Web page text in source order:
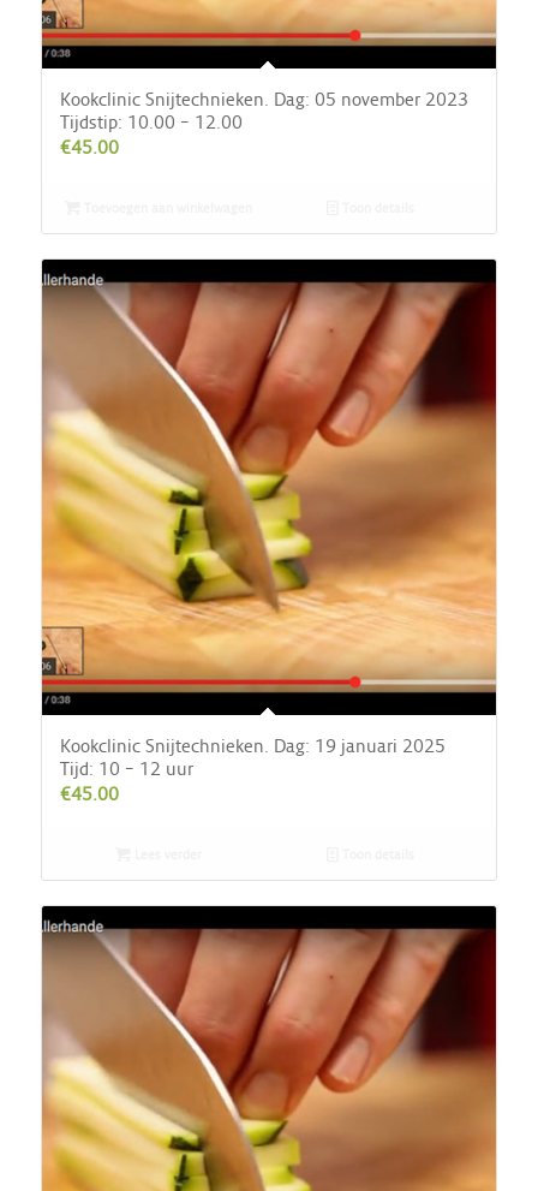
Kookclinic Snijtechnieken. Dag: 05 november 2023
Tijdstip: 10.00 – 12.00
€45.00
Kookclinic Snijtechnieken. Dag: 19 januari 2025
Tijd: 10 – 12 uur
€45.00